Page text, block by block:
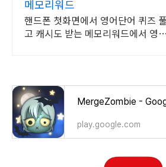
메모리워드
핸드폰 첫화면에서 영어단어 퀴즈 풀
고 캐시도 받는 메모리워드에서 영어
MergeZombie -
play.google.com